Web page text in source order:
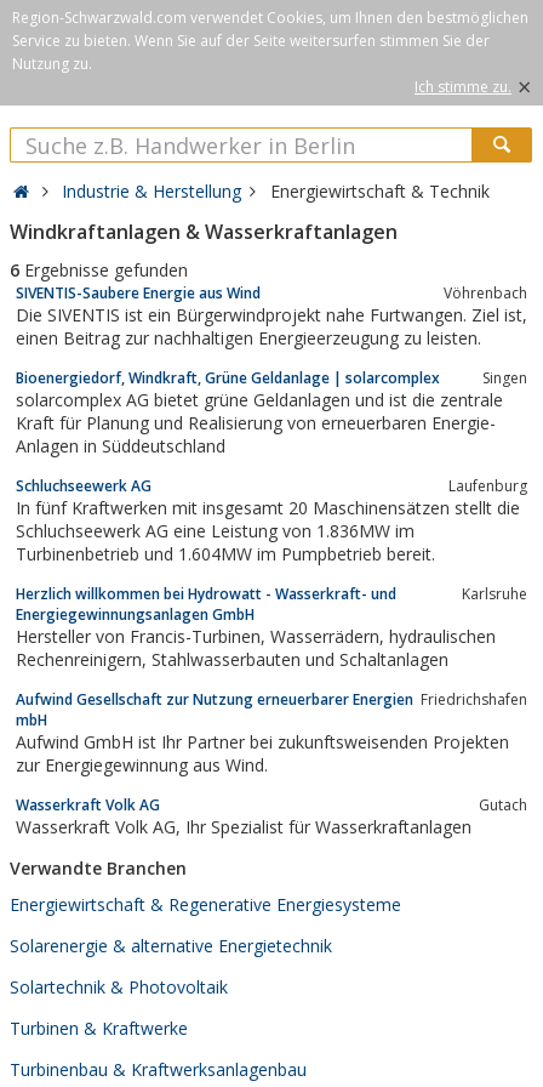
Region-Schwarzwald.com verwendet Cookies, um Ihnen den bestmöglichen
Service zu bieten. Wenn Sie auf der Seite weitersurfen stimmen Sie der
Nutzung zu.
Ich stimme zu. ×
Industrie & Herstellung Energiewirtschaft & Technik
Windkraftanlagen & Wasserkraftanlagen
6 Ergebnisse gefunden
SIVENTIS-Saubere Energie aus Wind Vöhrenbach
Die SIVENTIS ist ein Bürgerwindprojekt nahe Furtwangen. Ziel ist,
einen Beitrag zur nachhaltigen Energieerzeugung zu leisten.
Bioenergiedorf, Windkraft, Grüne Geldanlage | solarcomplex Singen
solarcomplex AG bietet grüne Geldanlagen und ist die zentrale
Kraft für Planung und Realisierung von erneuerbaren Energie-
Anlagen in Süddeutschland
Schluchseewerk AG Laufenburg
In fünf Kraftwerken mit insgesamt 20 Maschinensätzen stellt die
Schluchseewerk AG eine Leistung von 1.836MW im
Turbinenbetrieb und 1.604MW im Pumpbetrieb bereit.
Herzlich willkommen bei Hydrowatt - Wasserkraft- und
Energiegewinnungsanlagen GmbH
Karlsruhe
Hersteller von Francis-Turbinen, Wasserrädern, hydraulischen
Rechenreinigern, Stahlwasserbauten und Schaltanlagen
Aufwind Gesellschaft zur Nutzung erneuerbarer Energien
mbH
Friedrichshafen
Aufwind GmbH ist Ihr Partner bei zukunftsweisenden Projekten
zur Energiegewinnung aus Wind.
Wasserkraft Volk AG Gutach
Wasserkraft Volk AG, Ihr Spezialist für Wasserkraftanlagen
Verwandte Branchen
Energiewirtschaft & Regenerative Energiesysteme
Solarenergie & alternative Energietechnik
Solartechnik & Photovoltaik
Turbinen & Kraftwerke
Turbinenbau & Kraftwerksanlagenbau